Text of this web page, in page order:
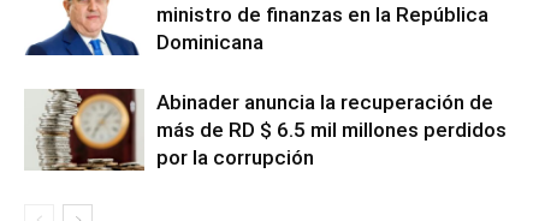
ministro de finanzas en la República
Dominicana
Abinader anuncia la recuperación de
más de RD $ 6.5 mil millones perdidos
por la corrupción